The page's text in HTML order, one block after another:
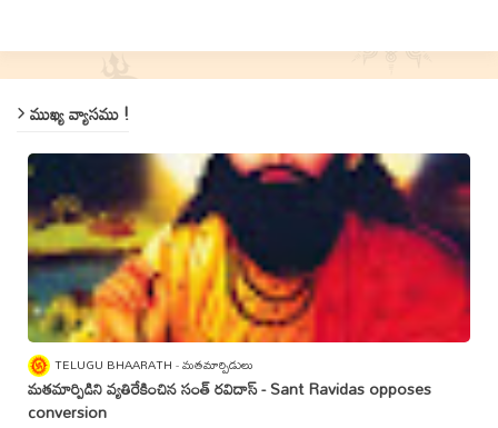
ముఖ్య వ్యాసము !
TELUGU BHAARATH మతమార్పిడులు
మతమార్పిడిని వ్యతిరేకించిన సంత్‌ రవిదాస్‌ - Sant Ravidas opposes
conversion